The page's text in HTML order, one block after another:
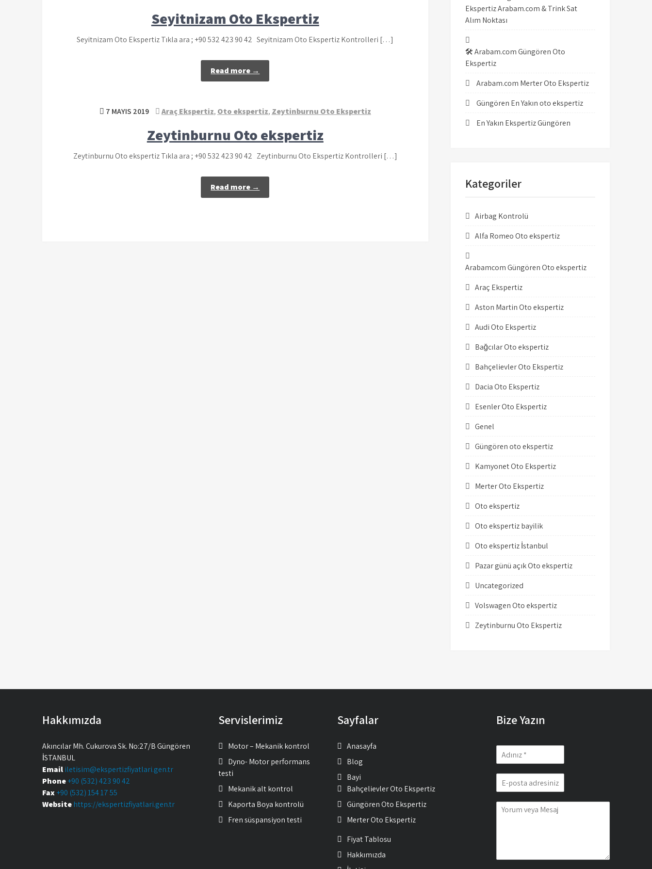
Seyitnizam Oto Ekspertiz
Seyitnizam Oto Ekspertiz Tıkla ara ; +90 532 423 90 42 Seyitnizam Oto Ekspertiz Kontrolleri […]
Read more →
7 MAYIS 2019 Araç Ekspertiz, Oto ekspertiz, Zeytinburnu Oto Ekspertiz
Zeytinburnu Oto ekspertiz
Zeytinburnu Oto ekspertiz Tıkla ara ; +90 532 423 90 42 Zeytinburnu Oto Ekspertiz Kontrolleri […]
Read more →
Ekspertiz Arabam.com & Trink Sat
Alım Noktası
🛠️ Arabam.com Güngören Oto
Ekspertiz
Arabam.com Merter Oto Ekspertiz
Güngören En Yakın oto ekspertiz
En Yakın Ekspertiz Güngören
Kategoriler
Airbag Kontrolü
Alfa Romeo Oto ekspertiz
Arabamcom Güngören Oto ekspertiz
Araç Ekspertiz
Aston Martin Oto ekspertiz
Audi Oto Ekspertiz
Bağcılar Oto ekspertiz
Bahçelievler Oto Ekspertiz
Dacia Oto Ekspertiz
Esenler Oto Ekspertiz
Genel
Güngören oto ekspertiz
Kamyonet Oto Ekspertiz
Merter Oto Ekspertiz
Oto ekspertiz
Oto ekspertiz bayilik
Oto ekspertiz İstanbul
Pazar günü açık Oto ekspertiz
Uncategorized
Volswagen Oto ekspertiz
Zeytinburnu Oto Ekspertiz
Hakkımızda
Akıncılar Mh. Çukurova Sk. No:27/B Güngören
İSTANBUL
Emaililetisim@ekspertizfiyatlari.gen.tr
Phone+90 (532) 423 90 42
Fax+90 (532) 154 17 55
Websitehttps://ekspertizfiyatlari.gen.tr
Servislerimiz
Motor – Mekanik kontrol
Dyno- Motor performans
testi
Mekanik alt kontrol
Kaporta Boya kontrolü
Fren süspansiyon testi
Sayfalar
Anasayfa
Blog
Bayi
Bahçelievler Oto Ekspertiz
Güngören Oto Ekspertiz
Merter Oto Ekspertiz
Fiyat Tablosu
Hakkımızda
Bize Yazın